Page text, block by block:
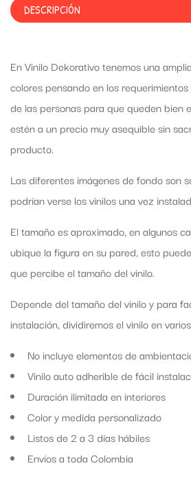
DESCRIPCIÓN
En Vinilo Dekorativo tenemos una
colores pensando en los
de las personas para que queden bien
estén a un precio muy asequible sin
producto.
Las diferentes imágenes de fondo son
podrían verse los vinilos una vez
El tamaño es aproximado, en algunos
ubique la figura en su pared, esto
que percibe el tamaño del vinilo.
Depende del tamaño del vinilo y para
instalación, dividiremos el vinilo en
No incluye elementos de
Vinilo auto adherible de fácil
Duración ilimitada en interiores
Color y medida personalizado
Listos de 2 a 3 días hábiles
Envíos a toda Colombia